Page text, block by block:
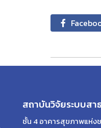
สถาบันวิจัยระบบส
ชั้น 4 อาคารสุขภาพแห่ง